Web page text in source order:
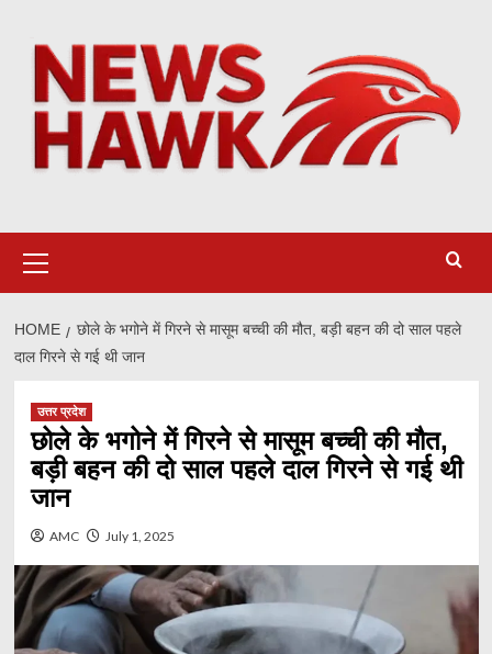
content
Menu
HOME
छोले के भगोने में गिरने से मासूम बच्ची की मौत, बड़ी बहन की दो साल पहले
दाल गिरने से गई थी जान
उत्तर प्रदेश
छोले के भगोने में गिरने से मासूम बच्ची की मौत,
बड़ी बहन की दो साल पहले दाल गिरने से गई थी
जान
AMC July 1, 2025